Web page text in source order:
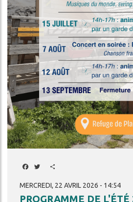
REFUGE
!
LES
GARDIENS
L'ENVIRONNEMENT
Facebook
Twitter
MERCREDI, 22 AVRIL 2026 - 14:54
PROGRAMME DE L'ÉTÉ